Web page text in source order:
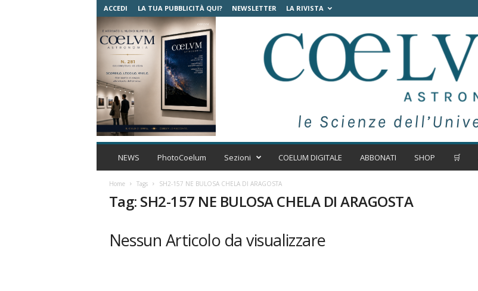
ACCEDI LA TUA PUBBLICITÀ QUI? NEWSLETTER LA RIVISTA
C
l
m
t
NEWS PhotoCoelum Sezioni COELUM DIGITALE ABBONATI SHOP 🛒
Home Tags SH2-157 NE BULOSA CHELA DI ARAGOSTA
Tag: SH2-157 NE BULOSA CHELA DI ARAGOSTA
Nessun Articolo da visualizzare